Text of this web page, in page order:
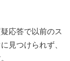
応答で以前のス
見つけられず、